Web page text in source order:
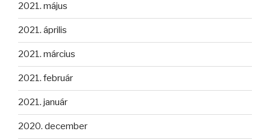
2021. május
2021. április
2021. március
2021. február
2021. január
2020. december